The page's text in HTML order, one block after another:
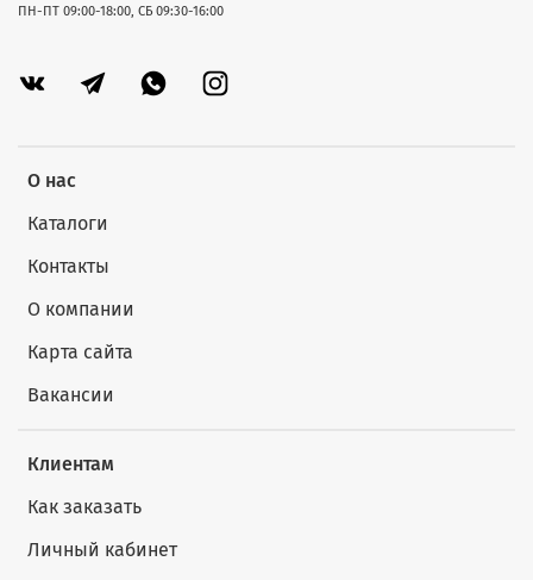
О нас
Каталоги
Контакты
О компании
Карта сайта
Вакансии
Клиентам
Как заказать
Личный кабинет
ПН-ПТ 09:00-18:00, СБ 09:30-16:00